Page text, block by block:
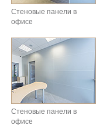
Стеновые панели в
офисе
Стеновые панели в
офисе